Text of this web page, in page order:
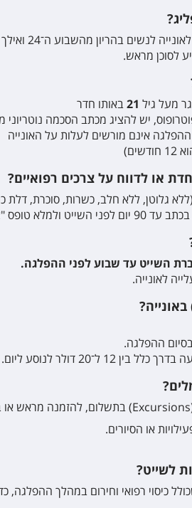
מהשבוע ה־24 ואילך (בתחילת או במהלך ההפלגה)
לסוכן מראש.
מעל גיל 21באותו חדר
יש להציג מכתב הסכמה נוטריוני
)
או לדווח על צרכים רפואיים?
גלוטן, ללא חלב, כשרות, סוכרת, דלת
"צרכים מיוחדים
השייט עד שבוע לפני ההפלגה.
לאונייה.
ההפלגה.
ל־20 דולר לנוסע ליום
.
בתשלום, להזמנה מראש
או הסיורים.
לשייט?
כיסוי רפואי וחירום במהלך